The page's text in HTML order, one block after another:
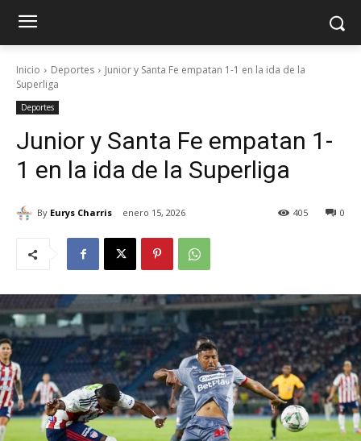
Inicio Deportes
Junior y Santa Fe empatan 1-1 en la ida de la
Superliga
Deportes
Junior y Santa Fe empatan 1-
1 en la ida de la Superliga
By Eurys Charris enero 15, 2026 0
405